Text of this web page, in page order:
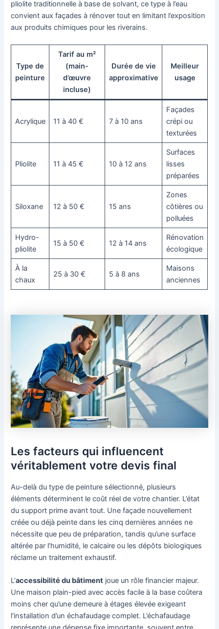
pliolite traditionnelle à base de solvant, ce type à l’eau
convient aux façades à rénover tout en limitant l’exposition
aux produits chimiques pour les riverains.
Type de
peinture
Tarif au m²
(main-
d’œuvre
incluse)
Durée de vie
approximative
Meilleur
usage
Acrylique 11 à 40 € 7 à 10 ans
Façades
crépi ou
texturées
Pliolite 11 à 45 € 10 à 12 ans
Surfaces
lisses
préparées
Siloxane 12 à 50 € 15 ans
Zones
côtières ou
polluées
Hydro-
pliolite
15 à 50 € 12 à 14 ans
Rénovation
écologique
À la
chaux
25 à 30 € 5 à 8 ans
Maisons
anciennes
Les facteurs qui influencent
véritablement votre devis final
Au-delà du type de peinture sélectionné, plusieurs
éléments déterminent le coût réel de votre chantier. L’état
du support prime avant tout. Une façade nouvellement
créée ou déjà peinte dans les cinq dernières années ne
nécessite que peu de préparation, tandis qu’une surface
altérée par l’humidité, le calcaire ou les dépôts biologiques
réclame un traitement exhaustif.
L’accessibilité du bâtiment joue un rôle financier majeur.
Une maison plain-pied avec accès facile à la base coûtera
moins cher qu’une demeure à étages élevée exigeant
l’installation d’un échafaudage complet. L’échafaudage